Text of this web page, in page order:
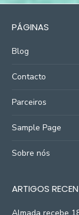
PÁGINAS
Blog
Contacto
Parceiros
Sample Page
Sobre nós
ARTIGOS